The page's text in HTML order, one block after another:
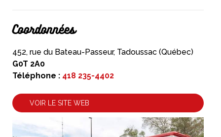
Coordonnées
452, rue du Bateau-Passeur, Tadoussac (Québec)
G0T 2A0
Téléphone : 418 235-4402
VOIR LE SITE WEB